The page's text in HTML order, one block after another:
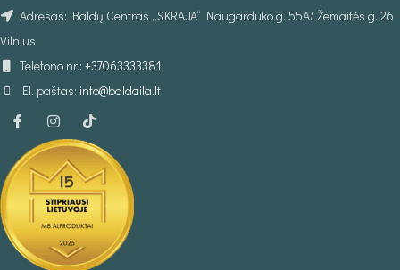
Adresas: Baldų Centras „SKRAJA“ Naugarduko g. 55A/ Žemaitės g. 26
Vilnius
Telefono nr.: +37063333381
El. paštas: info@baldaila.lt